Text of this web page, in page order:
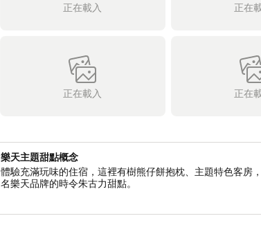
正在載入 正在
正在載入 正在
樂天主題甜點概念
體驗充滿玩味的住宿，這裡有樹熊仔餅抱枕、主題特色客房
名樂天品牌的時令朱古力甜點。